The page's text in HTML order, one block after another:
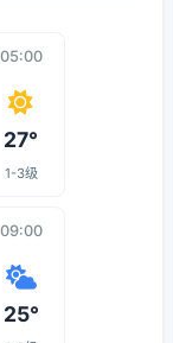
05:00
27°
1-3级
09:00
25°